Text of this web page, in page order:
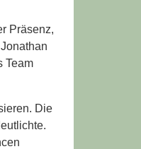
Präsenz,
Team
Die